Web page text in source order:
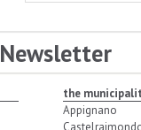
Newsletter
the
Appignano